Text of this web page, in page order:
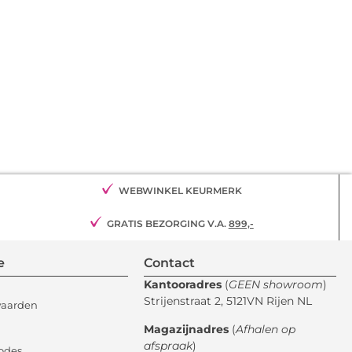
WEBWINKEL KEURMERK
GRATIS BEZORGING V.A. 899,-
Contact
Kantooradres (GEEN showroom)
Strijenstraat 2, 5121VN Rijen NL
Magazijnadres (Afhalen op
afspraak)